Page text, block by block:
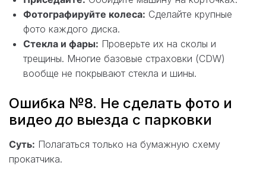
Фотографируйте колеса: Сделайте крупные
фото каждого диска.
Стекла и фары: Проверьте их на сколы и
трещины. Многие базовые страховки (CDW)
вообще не покрывают стекла и шины.
Ошибка №8. Не сделать фото и
видеодо выезда с парковки
Суть: Полагаться только на бумажную схему
прокатчика.